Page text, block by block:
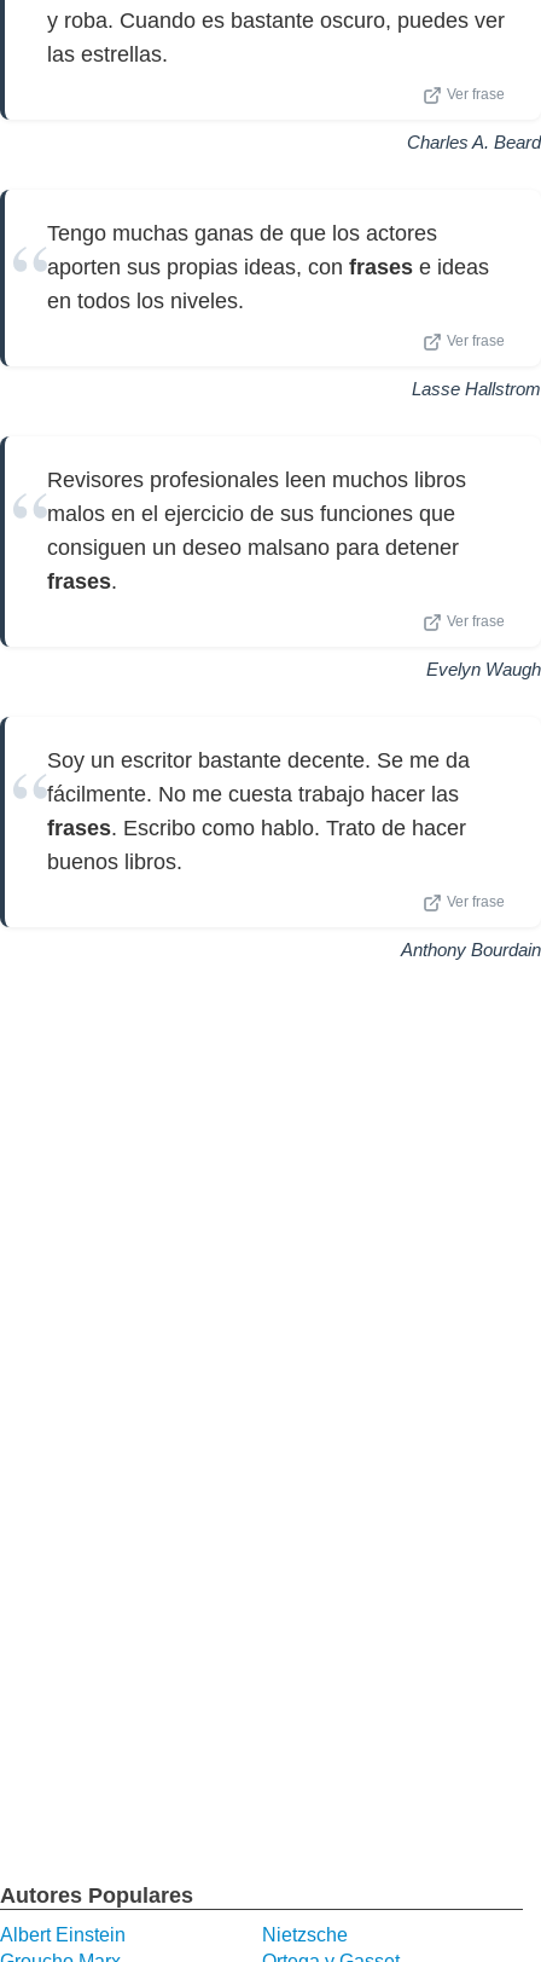
y roba. Cuando es bastante oscuro, puedes ver
las estrellas.
Ver frase
Charles A. Beard
Tengo muchas ganas de que los actores
aporten sus propias ideas, con frases e ideas
en todos los niveles.
Ver frase
Lasse Hallstrom
Revisores profesionales leen muchos libros
malos en el ejercicio de sus funciones que
consiguen un deseo malsano para detener
frases.
Ver frase
Evelyn Waugh
Soy un escritor bastante decente. Se me da
fácilmente. No me cuesta trabajo hacer las
frases. Escribo como hablo. Trato de hacer
buenos libros.
Ver frase
Anthony Bourdain
Autores Populares
Albert Einstein
Nietzsche